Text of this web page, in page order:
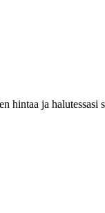
hintaa ja halutessasi